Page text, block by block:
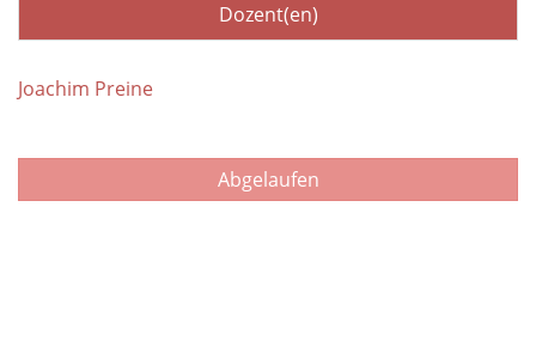
Dozent(en)
Joachim Preine
Abgelaufen